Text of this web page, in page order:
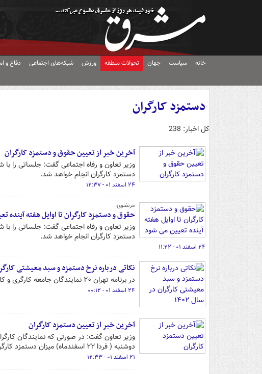
خانه سیاست جهان تحولات منطقه ورزش شبکه‌های اجتماعی دفاع و
دستمزد کارگران
کل اخبار: 238
آخرین خبر از تعیین حقوق و دستمزد کارگران
وزیر تعاون و رفاه اجتماعی گفت: جلساتی را با
دستمزد کارگران انجام خواهد شد.
۲۴ اسفند ۰۱ - ۱۲:۳۷
مرتضوی:
حقوق و دستمزد کارگران تا اوایل هفته آینده
وزیر تعاون و رفاه اجتماعی گفت: جلساتی را با
دستمزد کارگران انجام خواهد شد.
۲۴ اسفند ۰۱ - ۱۱:۲۲
نکاتی درباره نرخ دستمزد و سبد معیشتی کارگران
در برنامه تهران ۲۰ نمایندگان جامعه کارگری و کارفرمایی به بیان نکات مختلفی درباره تعیین نرخ دستمزد سال ۱۴۰۲ پرداختند.
۲۴ اسفند ۰۱ - ۰۰:۱۲
آخرین خبر از تعیین دستمزد کارگران
وزیر تعاون گفت: در صورتی که نمایندگان
دوشنبه ( فردا ۲۲ اسفندماه) میزان دستمزد کارگران برای سال آینده نهایی می‌شود.
۲۱ اسفند ۰۱ - ۱۲:۳۳